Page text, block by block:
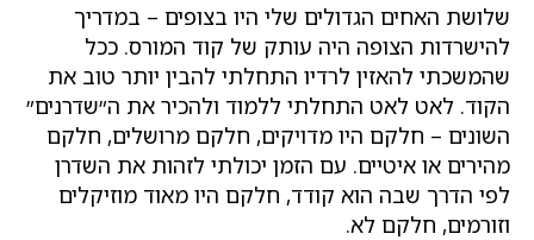
שלושת האחים הגדולים שלי היו בצופים – במדריך
להישרדות הצופה היה עותק של קוד המורס. ככל
שהמשכתי להאזין לרדיו התחלתי להבין יותר טוב את
הקוד. לאט לאט התחלתי ללמוד ולהכיר את ה״שדרנים״
השונים – חלקם היו מדויקים, חלקם מרושלים, חלקם
מהירים או איטיים. עם הזמן יכולתי לזהות את השדרן
לפי הדרך שבה הוא קודד, חלקם היו מאוד מוזיקלים
וזורמים, חלקם לא.